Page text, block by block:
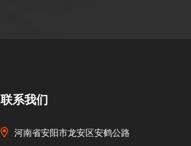
联系我们
河南省安阳市龙安区安鹤公路